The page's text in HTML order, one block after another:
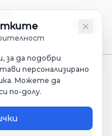
за да подобри
персонализирано
Можете да
по-долу.